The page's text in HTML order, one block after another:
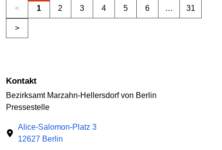
< 1 2 3 4 5 6 … 31
>
Kontakt
Bezirksamt Marzahn-Hellersdorf von Berlin
Pressestelle
Alice-Salomon-Platz 3
12627 Berlin